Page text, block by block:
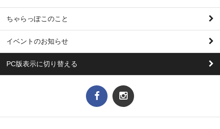
ちゃらっぽこのこと
イベントのお知らせ
PC版表示に切り替える